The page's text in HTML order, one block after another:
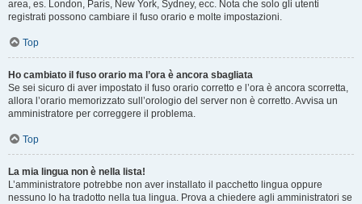
area, es. London, Paris, New York, Sydney, ecc. Nota che solo gli utenti
registrati possono cambiare il fuso orario e molte impostazioni.
Top
Ho cambiato il fuso orario ma l’ora è ancora sbagliata
Se sei sicuro di aver impostato il fuso orario corretto e l’ora è ancora scorretta,
allora l’orario memorizzato sull’orologio del server non è corretto. Avvisa un
amministratore per correggere il problema.
Top
La mia lingua non è nella lista!
L’amministratore potrebbe non aver installato il pacchetto lingua oppure
nessuno lo ha tradotto nella tua lingua. Prova a chiedere agli amministratori se